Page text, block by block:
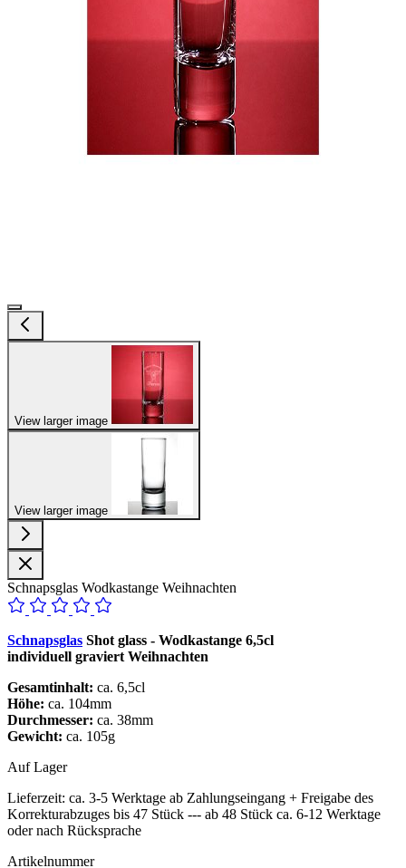
View larger image
View larger image
Schnapsglas Wodkastange Weihnachten
Schnapsglas Shot glass - Wodkastange 6,5cl
individuell graviert Weihnachten
Gesamtinhalt: ca. 6,5cl
Höhe: ca. 104mm
Durchmesser: ca. 38mm
Gewicht: ca. 105g
Auf Lager
Lieferzeit: ca. 3-5 Werktage ab Zahlungseingang + Freigabe des
Korrekturabzuges bis 47 Stück --- ab 48 Stück ca. 6-12 Werktage
oder nach Rücksprache
Artikelnummer